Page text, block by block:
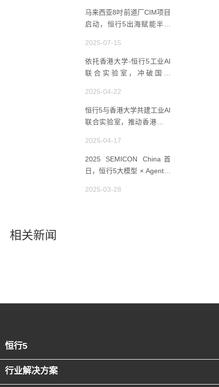
马来西亚8吋前道厂CIM项目
启动，恒行5出海赋能半导
2025-07-15
依托香港大学-恒行5工业AI
联合实验室，冲破国产
2025-04-22
恒行5与香港大学共建工业AI
联合实验室，推动香港成为
2025-04-17
2025 SEMICON China首
日，恒行5大模型 × Agent研
潮
2025-03-28
相关新闻
恒行5
行业解决方案